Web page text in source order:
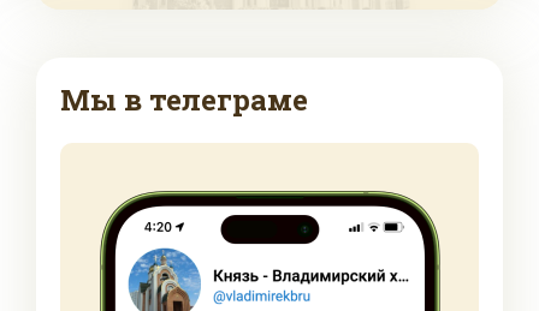
Мы в телеграме